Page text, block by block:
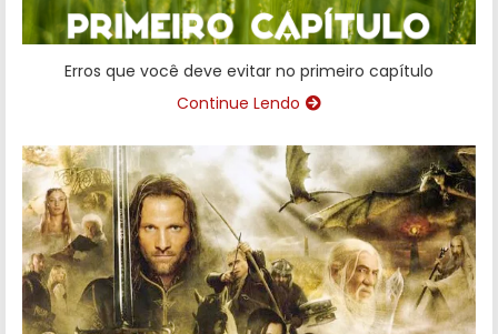
Erros que você deve evitar no primeiro capítulo
Continue Lendo